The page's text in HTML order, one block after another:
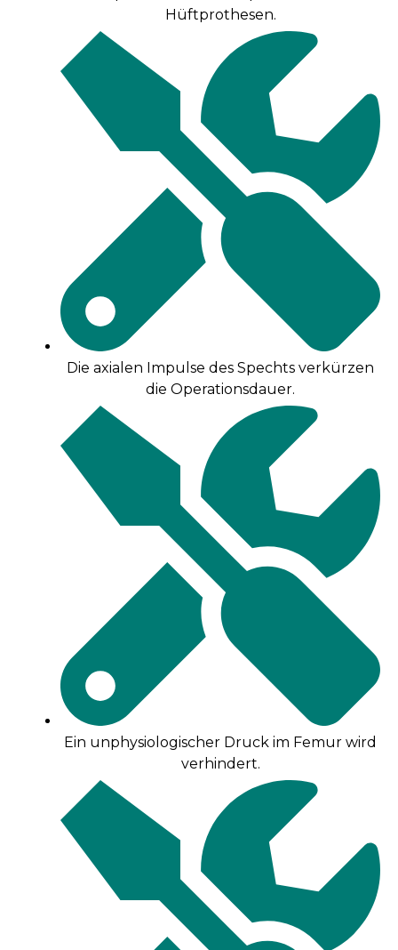
Hüftprothesen.
Die axialen Impulse des Spechts verkürzen
die Operationsdauer.
Ein unphysiologischer Druck im Femur wird
verhindert.